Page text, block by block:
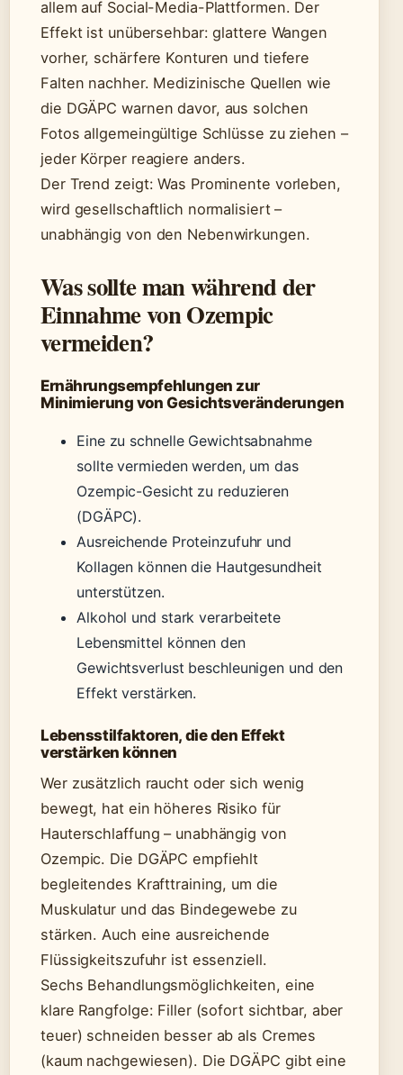
allem auf Social-Media-Plattformen. Der
Effekt ist unübersehbar: glattere Wangen
vorher, schärfere Konturen und tiefere
Falten nachher. Medizinische Quellen wie
die DGÄPC warnen davor, aus solchen
Fotos allgemeingültige Schlüsse zu ziehen –
jeder Körper reagiere anders.
Der Trend zeigt: Was Prominente vorleben,
wird gesellschaftlich normalisiert –
unabhängig von den Nebenwirkungen.
Was sollte man während der
Einnahme von Ozempic
vermeiden?
Ernährungsempfehlungen zur
Minimierung von Gesichtsveränderungen
Eine zu schnelle Gewichtsabnahme
sollte vermieden werden, um das
Ozempic-Gesicht zu reduzieren
(DGÄPC).
Ausreichende Proteinzufuhr und
Kollagen können die Hautgesundheit
unterstützen.
Alkohol und stark verarbeitete
Lebensmittel können den
Gewichtsverlust beschleunigen und den
Effekt verstärken.
Lebensstilfaktoren, die den Effekt
verstärken können
Wer zusätzlich raucht oder sich wenig
bewegt, hat ein höheres Risiko für
Hauterschlaffung – unabhängig von
Ozempic. Die DGÄPC empfiehlt
begleitendes Krafttraining, um die
Muskulatur und das Bindegewebe zu
stärken. Auch eine ausreichende
Flüssigkeitszufuhr ist essenziell.
Sechs Behandlungsmöglichkeiten, eine
klare Rangfolge: Filler (sofort sichtbar, aber
teuer) schneiden besser ab als Cremes
(kaum nachgewiesen). Die DGÄPC gibt eine